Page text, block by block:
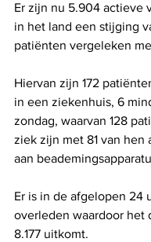
Er zijn nu 5.904 actieve
in het land een stijging
patiënten vergeleken
Hiervan zijn 172
in een ziekenhuis, 6
zondag, waarvan 128
ziek zijn met 81 van hen
aan
Er is in de afgelopen 24
overleden waardoor het
8.177 uitkomt.